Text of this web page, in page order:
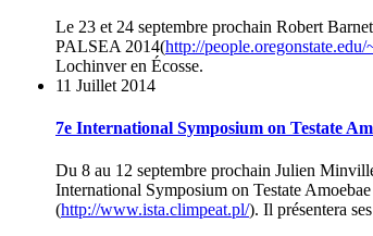
Le 23 et 24 septembre prochain Robert
PALSEA 2014(http://
Lochinver en Écosse.
11 Juillet 2014
7e International Symposium on Testate
Du 8 au 12 septembre prochain Julien
International Symposium on Testate
(http://www.ista.climpeat.pl/). Il présentera